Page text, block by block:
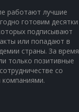
работают лучшие
готовим десятки
подписывают
или попадают в
страны. За время
только позитивные
со
компаниями.